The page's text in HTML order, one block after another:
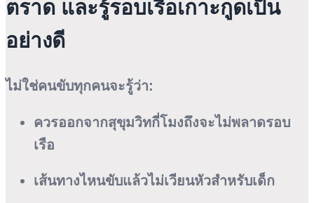
ตราด และรู้รอบเรือเกาะกูดเป็น
อย่างดี
ไม่ใช่คนขับทุกคนจะรู้ว่า:
ควรออกจากสุขุมวิทกี่โมงถึงจะไม่พลาดรอบ
เรือ
เส้นทางไหนขับแล้วไม่เวียนหัวสำหรับเด็ก